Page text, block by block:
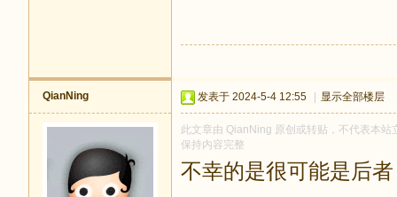
QianNing 发表于 2024-5-4 12:55 显示全部楼层
此文章由 QianNing 原创或转贴，不代表本
保持内容完整
不幸的是很可能是后者